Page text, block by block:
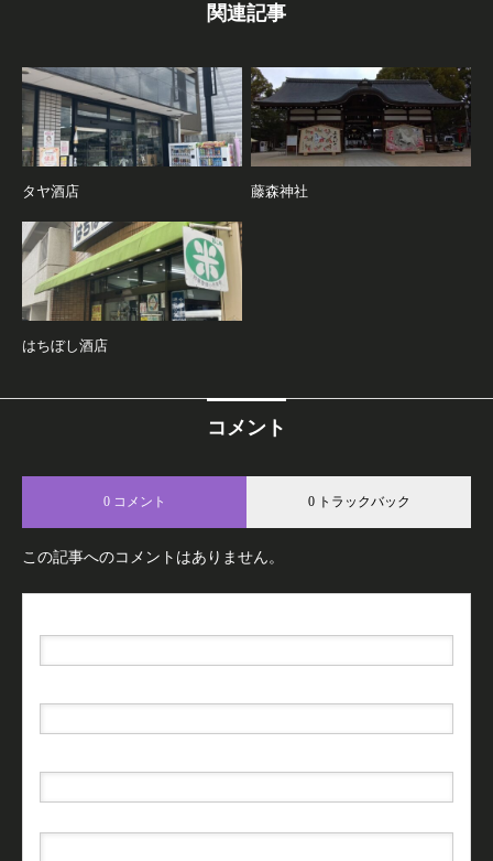
関連記事
タヤ酒店 藤森神社
はちぼし酒店
コメント
0 コメント 0 トラックバック
この記事へのコメントはありません。